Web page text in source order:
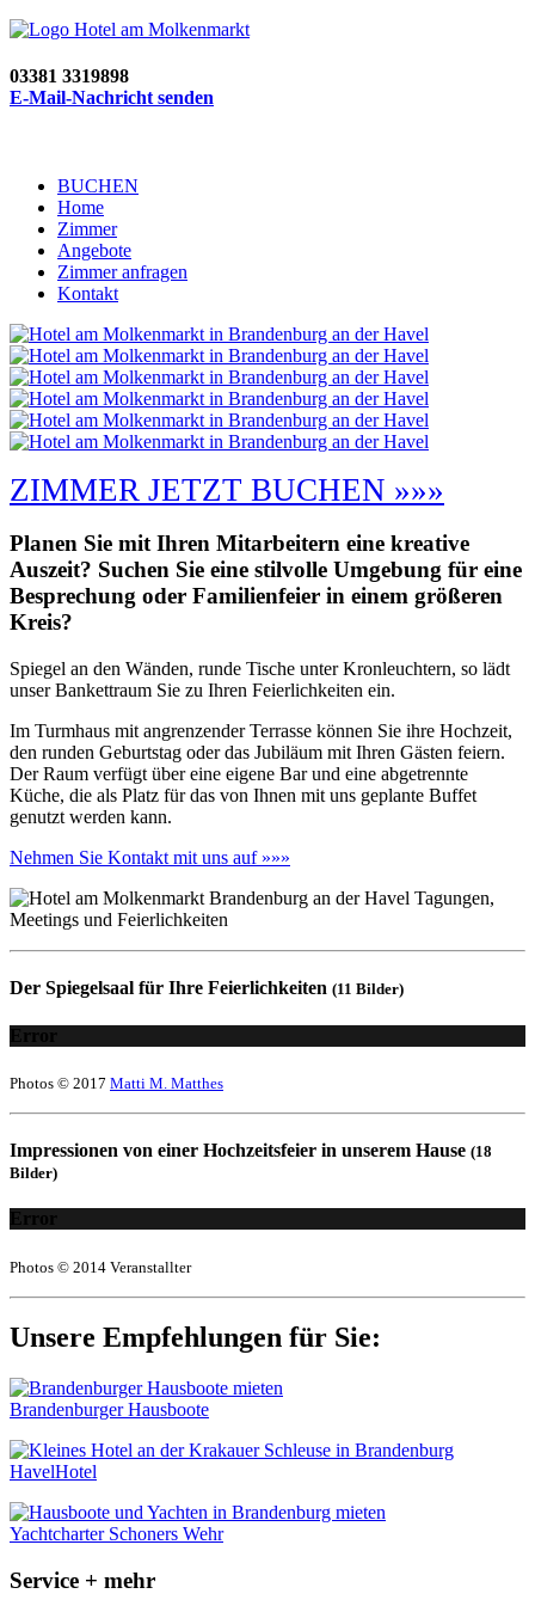
03381 3319898
E-Mail-Nachricht senden
BUCHEN
Home
Zimmer
Angebote
Zimmer anfragen
Kontakt
ZIMMER JETZT BUCHEN »»»
Planen Sie mit Ihren Mitarbeitern eine kreative
Auszeit? Suchen Sie eine stilvolle Umgebung für eine
Besprechung oder Familienfeier in einem größeren
Kreis?
Spiegel an den Wänden, runde Tische unter Kronleuchtern, so lädt
unser Bankettraum Sie zu Ihren Feierlichkeiten ein.
Im Turmhaus mit angrenzender Terrasse können Sie ihre Hochzeit,
den runden Geburtstag oder das Jubiläum mit Ihren Gästen feiern.
Der Raum verfügt über eine eigene Bar und eine abgetrennte
Küche, die als Platz für das von Ihnen mit uns geplante Buffet
genutzt werden kann.
Nehmen Sie Kontakt mit uns auf »»»
Der Spiegelsaal für Ihre Feierlichkeiten (11 Bilder)
Error
Photos © 2017 Matti M. Matthes
Impressionen von einer Hochzeitsfeier in unserem Hause (18
Bilder)
Error
Photos © 2014 Veranstallter
Unsere Empfehlungen für Sie:
Brandenburger Hausboote
HavelHotel
Yachtcharter Schoners Wehr
Service + mehr